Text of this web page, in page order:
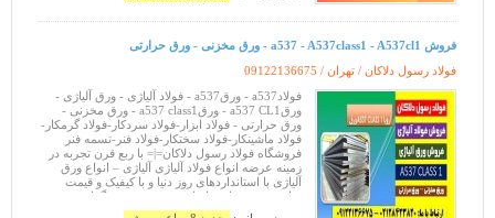
فروش a537 - A537class1 - A537cl1 - ورق مخزنی - ورق حرارتی
فولاد رسول دلاکان / تهران / 09122136675
فولادa537 - ورقa537 - فولاد آلیاژی - ورق آلیاژی -
ورقa537 CL1 - ورقa537 class1 - ورق مخزنی -
ورق حرارتی - فولاد ابزار-فولاد سردکار-فولاد گرمکار-
فولاد ماشینکار-فولاد سختکار-فولاد فنر-تسمه فنر
فروشگاه فولاد رسول دلاکان=|= با ربع قرن تجربه در
زمینه عرضه انواع فولاد آلیاژی آلیاژی – انواع ورق
آلیاژی با استانداردهای روز دنیا و با کیفیک و قیمت
مناسب در سراسر ایران در خدمت صنعتگران عزیز
کشور فعالیت می